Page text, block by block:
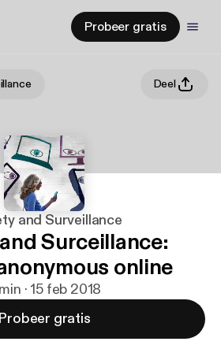
Probeer gratis
Deel
and Surveillance
Surceillance:
online
· 15 feb 2018
Probeer gratis